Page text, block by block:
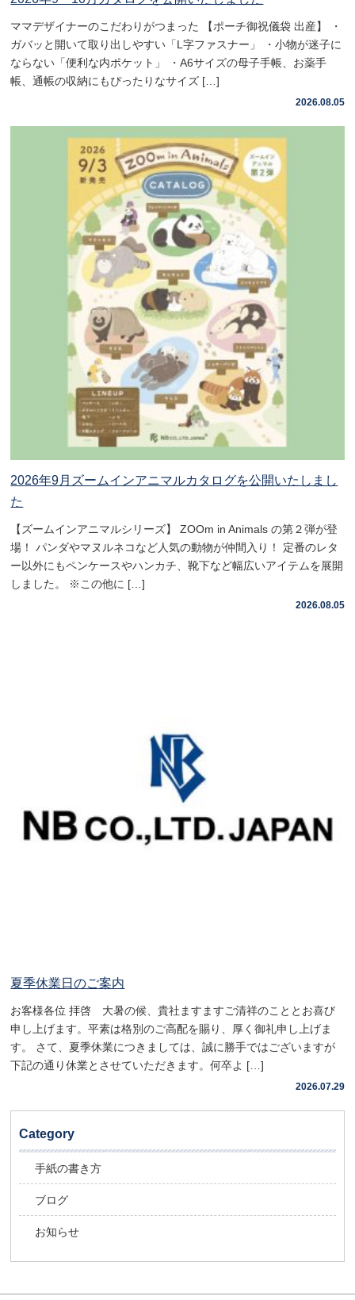
ママデザイナーのこだわりがつまった 【ポーチ御祝儀袋 出産】 ・
ガバッと開いて取り出しやすい「L字ファスナー」 ・小物が迷子に
ならない「便利な内ポケット」 ・A6サイズの母子手帳、お薬手
帳、通帳の収納にもぴったりなサイズ […]
2026.08.05
2026年9月ズームインアニマルカタログを公開いたしまし
た
【ズームインアニマルシリーズ】 ZOOm in Animals の第２弾が登
場！ パンダやマヌルネコなど人気の動物が仲間入り！ 定番のレタ
ー以外にもペンケースやハンカチ、靴下など幅広いアイテムを展開
しました。 ※この他に […]
2026.08.05
夏季休業日のご案内
お客様各位 拝啓 大暑の候、貴社ますますご清祥のこととお喜び
申し上げます。平素は格別のご高配を賜り、厚く御礼申し上げま
す。 さて、夏季休業につきましては、誠に勝手ではございますが
下記の通り休業とさせていただきます。何卒よ […]
2026.07.29
Category
手紙の書き方
ブログ
お知らせ